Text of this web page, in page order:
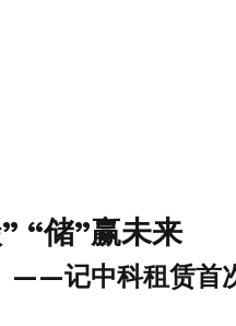
“储”赢未来
——记中科租赁首